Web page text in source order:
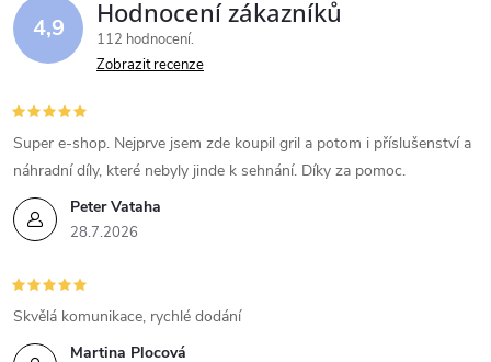
d
a
c
í
p
r
v
k
4,9 Hodnocení zákazníků
112 hodnocení
Zobrazit recenze
Peter Vataha
28.7.2026
Super e-shop. Nejprve jsem zde koupil gril a potom i příslušenství a
náhradní díly, které nebyly jinde k sehnání. Díky za pomoc.
Martina Plocová
Skvělá komunikace, rychlé dodání